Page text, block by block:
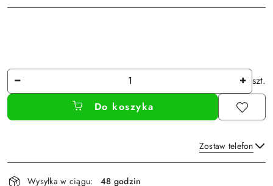
Ilość
szt.
Do koszyka
Zostaw telefon
Dostępność
Wysyłka w ciągu:
48 godzin